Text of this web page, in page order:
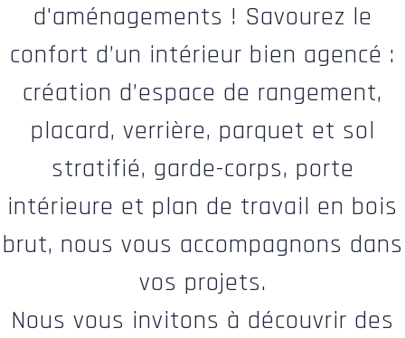
d'aménagements ! Savourez le
confort d’un intérieur bien agencé :
création d’espace de rangement,
placard, verrière, parquet et sol
stratifié, garde-corps, porte
intérieure et plan de travail en bois
brut, nous vous accompagnons dans
vos projets.
Nous vous invitons à découvrir des